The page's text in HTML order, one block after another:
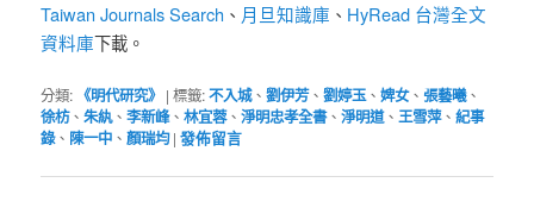
Taiwan Journals Search 、 月旦知識庫 、 HyRead 台灣全文
資料庫下載。
分類: 《明代研究》 |標籤:不入城、劉伊芳、劉婷玉、婢女、張藝曦、
徐枋、朱紈、李新峰、林宜蓉、淨明忠孝全書、淨明道、王雪萍、紀事
錄、 陳一中 、顏瑞均 |發佈留言